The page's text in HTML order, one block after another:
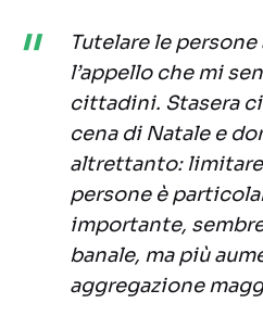
Tutelare le
l’appello che mi
cittadini. Stasera
cena di Natale e
altrettanto:
persone è
importante,
banale, ma più
aggregazione